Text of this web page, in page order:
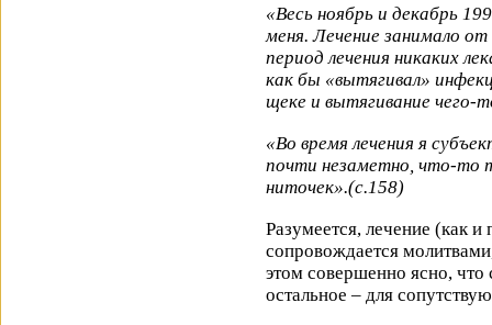
«Весь ноябрь и декабрь
меня. Лечение занимало
период лечения никаких
как бы «вытягивал»
щеке и вытягивание чего-
«Во время лечения я
почти незаметно, что-то
ниточек».(с.158)
Разумеется, лечение (как
сопровождается
этом совершенно ясно, что
остальное – для